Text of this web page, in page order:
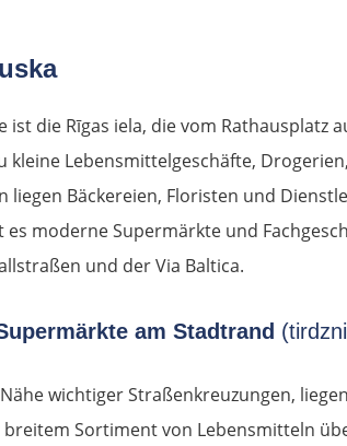
ist die Rīgas iela, die vom Rathausplatz
kleine Lebensmittelgeschäfte,
liegen Bäckereien, Floristen und
moderne Supermärkte und
und der Via Baltica.
am Stadtrand
wichtiger Straßenkreuzungen,
Sortiment von Lebensmitteln